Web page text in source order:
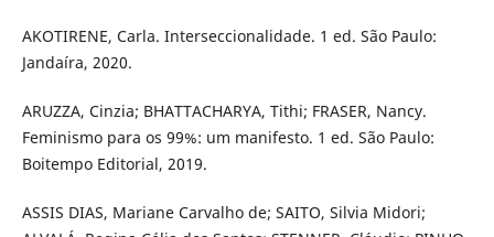
AKOTIRENE, Carla. Interseccionalidade. 1 ed. São Paulo:
Jandaíra, 2020.
ARUZZA, Cinzia; BHATTACHARYA, Tithi; FRASER, Nancy.
Feminismo para os 99%: um manifesto. 1 ed. São Paulo:
Boitempo Editorial, 2019.
ASSIS DIAS, Mariane Carvalho de; SAITO, Silvia Midori;